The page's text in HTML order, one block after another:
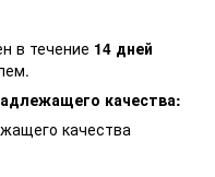
в течение 14 дней
качества:
качества